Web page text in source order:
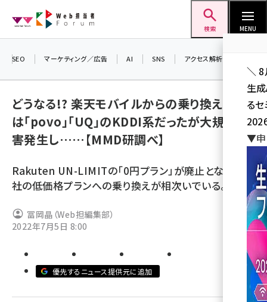
ン
検索 MENU
seo (3532)
youtube (2441)
セミナー (2310)
meo (1277)
SEO マーケティング／広告 AI SNS アクセス解析／データ分析
どうなる!? 楽天モバイルからの乗り換え、人気
は「povo」「UQ」のKDDI系だったが大規模障
害発生し……【MMD研調べ】
Rakuten UN-LIMITの「0円プラン」が廃止となり、他
社の低価格プランへの乗り換えが相次いでいる。
冨岡晶（Web担編集部）
2022年7月5日 8:00
優先するニュース提供元に追加
＼ 8
生
る
▼申